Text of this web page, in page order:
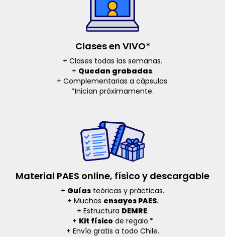
Clases en VIVO*
+ Clases todas las semanas.
+ Quedan grabadas.
+ Complementarias a cápsulas.
*Inician próximamente.
Material PAES online, físico y descargable
+ Guías teóricas y prácticas.
+ Muchos ensayos PAES.
+ Estructura DEMRE.
+ Kit físico de regalo.*
+ Envío gratis a todo Chile.